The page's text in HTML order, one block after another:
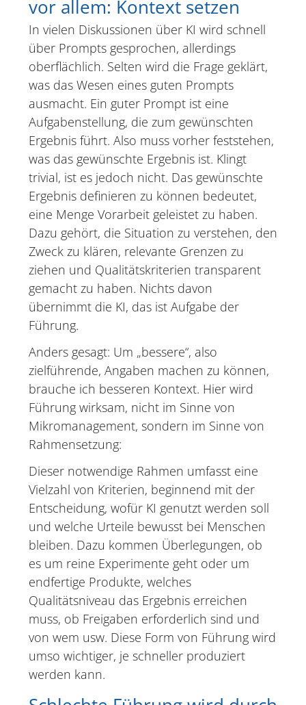
vor allem: Kontext setzen
In vielen Diskussionen über KI wird schnell
über Prompts gesprochen, allerdings
oberflächlich. Selten wird die Frage geklärt,
was das Wesen eines guten Prompts
ausmacht. Ein guter Prompt ist eine
Aufgabenstellung, die zum gewünschten
Ergebnis führt. Also muss vorher feststehen,
was das gewünschte Ergebnis ist. Klingt
trivial, ist es jedoch nicht. Das gewünschte
Ergebnis definieren zu können bedeutet,
eine Menge Vorarbeit geleistet zu haben.
Dazu gehört, die Situation zu verstehen, den
Zweck zu klären, relevante Grenzen zu
ziehen und Qualitätskriterien transparent
gemacht zu haben. Nichts davon
übernimmt die KI, das ist Aufgabe der
Führung.
Anders gesagt: Um „bessere“, also
zielführende, Angaben machen zu können,
brauche ich besseren Kontext. Hier wird
Führung wirksam, nicht im Sinne von
Mikromanagement, sondern im Sinne von
Rahmensetzung:
Dieser notwendige Rahmen umfasst eine
Vielzahl von Kriterien, beginnend mit der
Entscheidung, wofür KI genutzt werden soll
und welche Urteile bewusst bei Menschen
bleiben. Dazu kommen Überlegungen, ob
es um reine Experimente geht oder um
endfertige Produkte, welches
Qualitätsniveau das Ergebnis erreichen
muss, ob Freigaben erforderlich sind und
von wem usw. Diese Form von Führung wird
umso wichtiger, je schneller produziert
werden kann.